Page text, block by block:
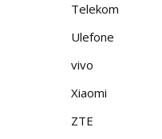
Telekom
Ulefone
vivo
Xiaomi
ZTE